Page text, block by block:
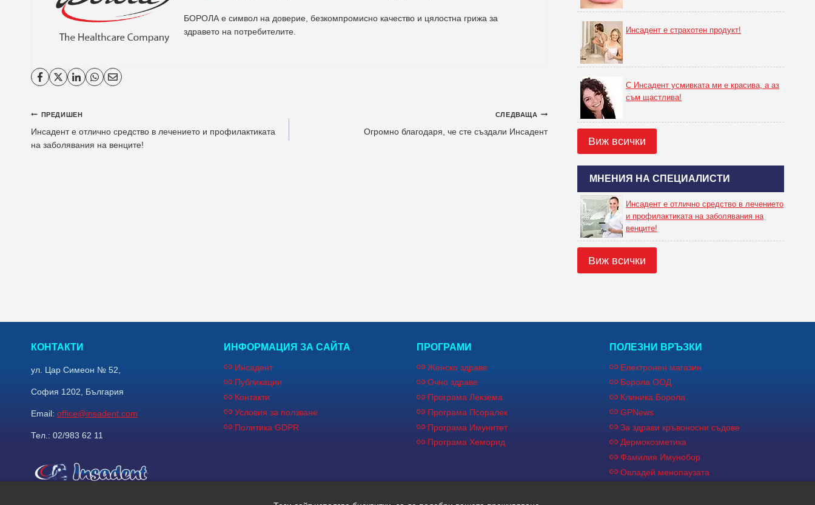
БОРОЛА е символ на доверие, безкомпромисно качество и цялостна грижа за
здравето на потребителите.
Навигация
ПРЕДИШЕН
Инсадент е отлично средство в лечението и профилактиката
на заболявания на венците!
СЛЕДВАЩА
Огромно благодаря, че сте създали Инсадент
Инсадент е страхотен продукт!
С Инсадент усмивката ми е красива, а аз
съм щастлива!
Виж всички
МНЕНИЯ НА СПЕЦИАЛИСТИ
Инсадент е отлично средство в лечението
и профилактиката на заболявания на
венците!
Виж всички
КОНТАКТИ
ул. Цар Симеон № 52,
София 1202, България
Email: office@insadent.com
Тел.: 02/983 62 11
ИНФОРМАЦИЯ ЗА САЙТА
Инсадент
Публикации
Контакти
Условия за ползване
Политика GDPR
ПРОГРАМИ
Женско здраве
Очно здраве
Програма Лекзема
Програма Псоралек
Програма Имунитет
Програма Хеморид
ПОЛЕЗНИ ВРЪЗКИ
Електронен магазин
Борола ООД
Клиника Борола
GPNews
За здрави кръвоносни съдове
Дермокозметика
Фамилия Имунобор
Овладей менопаузата